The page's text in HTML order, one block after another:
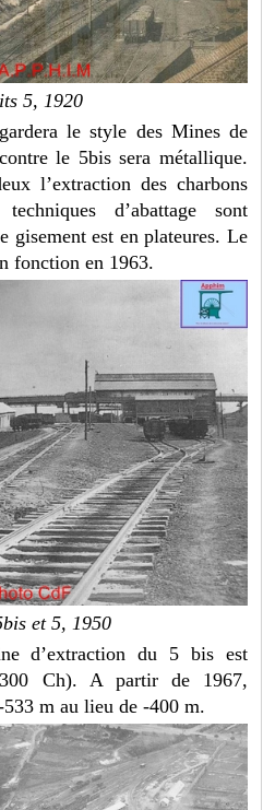
5, 1920
le style des Mines de
le 5bis sera métallique.
l’extraction des charbons
d’abattage sont
gisement est en plateures. Le
fonction en 1963.
et 5, 1950
d’extraction du 5 bis est
Ch). A partir de 1967,
533 m au lieu de -400 m.